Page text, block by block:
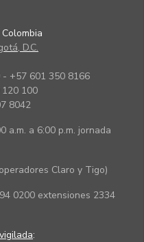
D.C.
+57 601 350 8166
100
8042
a.m. a 6:00 p.m. jornada
Claro y Tigo)
0200 extensiones 2334
: